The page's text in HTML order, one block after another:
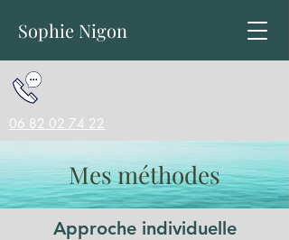
Sophie Nigon
06 82 02 74 22
Mes méthodes
Approche individuelle